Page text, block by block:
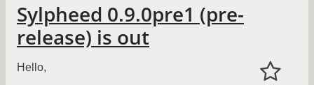
Sylpheed 0.9.0pre1 (pre-
release) is out
Hello,